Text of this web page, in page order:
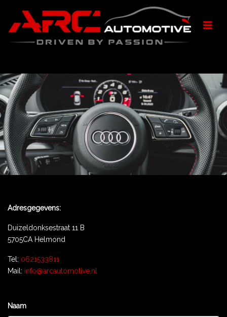
Adresgegevens:
Duizeldonksestraat 11 B
5705CA Helmond
Tel: 0621533811
Mail: info@arcautomotive.nl
Naam